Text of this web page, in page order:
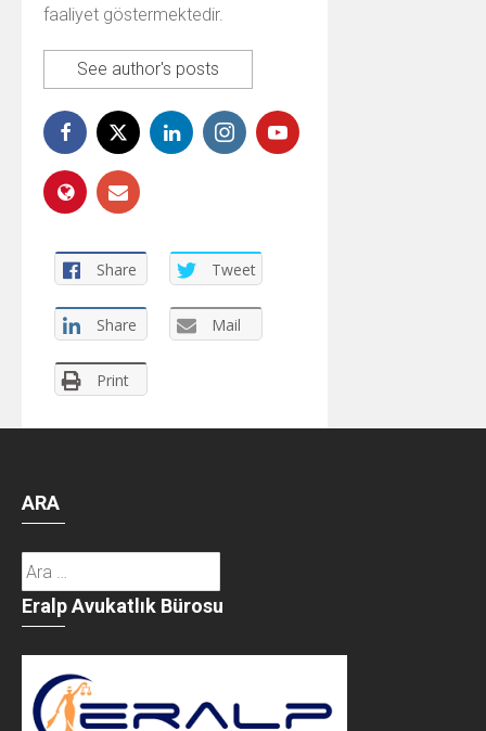
faaliyet göstermektedir.
See author's posts
Share Tweet
Share Mail
Print
ARA
Arama:
Eralp Avukatlık Bürosu